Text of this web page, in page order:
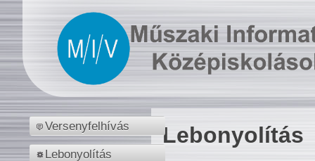
Versenyfelhívás
Lebonyolítás
Lebonyolítás